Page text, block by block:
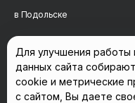
в Подольске
в Сергиевом Посаде
в Красногорске
Для улучшения работы
данных сайта
cookie и метрические
с сайтом, Вы даете